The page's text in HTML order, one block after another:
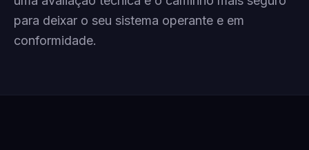
para deixar o seu sistema operante e em
conformidade.